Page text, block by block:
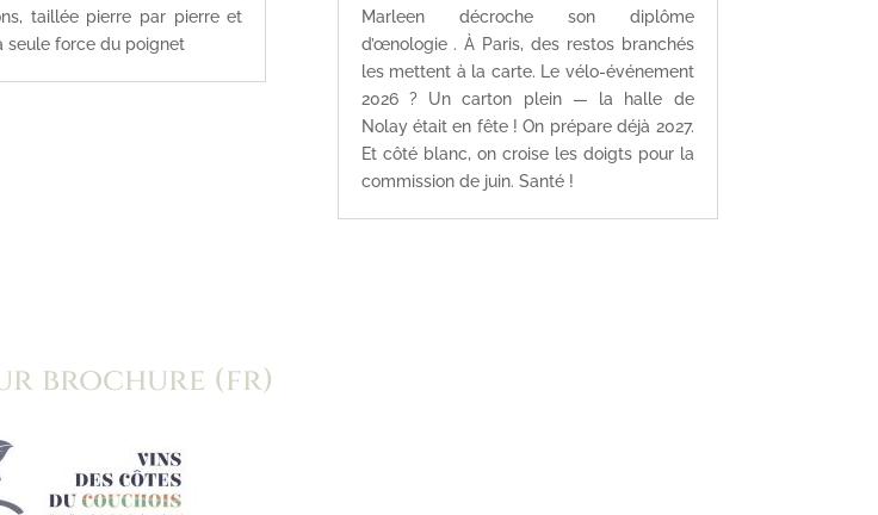
taillée pierre par pierre et
seule force du poignet
Marleen décroche son diplôme
d’œnologie . À Paris, des restos branchés
les mettent à la carte. Le vélo-événement
2026 ? Un carton plein — la halle de
Nolay était en fête ! On prépare déjà 2027.
Et côté blanc, on croise les doigts pour la
commission de juin. Santé !
brochure (fr)